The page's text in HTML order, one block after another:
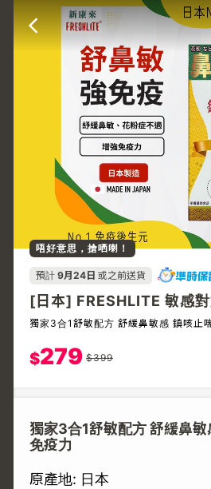
唔好意思，搶哂喇！
預計 9月24日 或之前送貨
[日本] FRESHLITE 敏感
獨家3合1舒敏配方 舒緩鼻敏感 鎮咳止
$279 $399
獨家3合1舒敏配方 舒緩鼻
免疫力
原產地: 日本